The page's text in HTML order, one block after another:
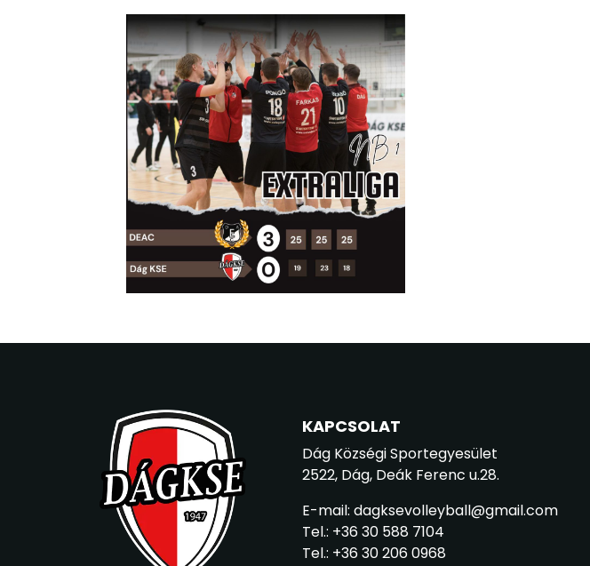
KAPCSOLAT
Dág Községi Sportegyesület
2522, Dág, Deák Ferenc u.28.
E-mail: dagksevolleyball@gmail.com
Tel.: +36 30 588 7104
Tel.: +36 30 206 0968